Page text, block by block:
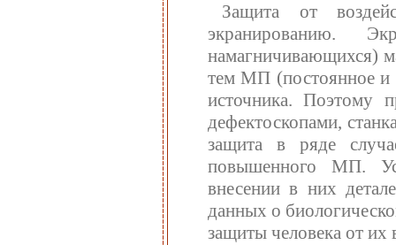
Защита от
экранированию.
намагничивающихся)
тем МП (постоянное и
источника. Поэтому
дефектоскопами,
защита в ряде
повышенного МП.
внесении в них
данных о
защиты человека от их